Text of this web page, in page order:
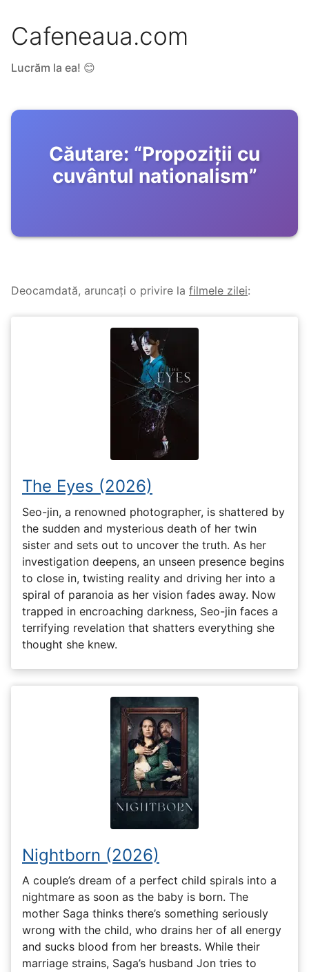
Cafeneaua.com
Lucrăm la ea! 😊
Căutare: “Propoziții cu
cuvântul nationalism”
Deocamdată, aruncați o privire la filmele zilei:
The Eyes (2026)
Seo-jin, a renowned photographer, is shattered by
the sudden and mysterious death of her twin
sister and sets out to uncover the truth. As her
investigation deepens, an unseen presence begins
to close in, twisting reality and driving her into a
spiral of paranoia as her vision fades away. Now
trapped in encroaching darkness, Seo-jin faces a
terrifying revelation that shatters everything she
thought she knew.
Nightborn (2026)
A couple’s dream of a perfect child spirals into a
nightmare as soon as the baby is born. The
mother Saga thinks there’s something seriously
wrong with the child, who drains her of all energy
and sucks blood from her breasts. While their
marriage strains, Saga’s husband Jon tries to